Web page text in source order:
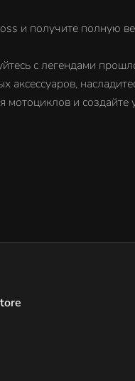
и получите полную
с легендами
и создайте